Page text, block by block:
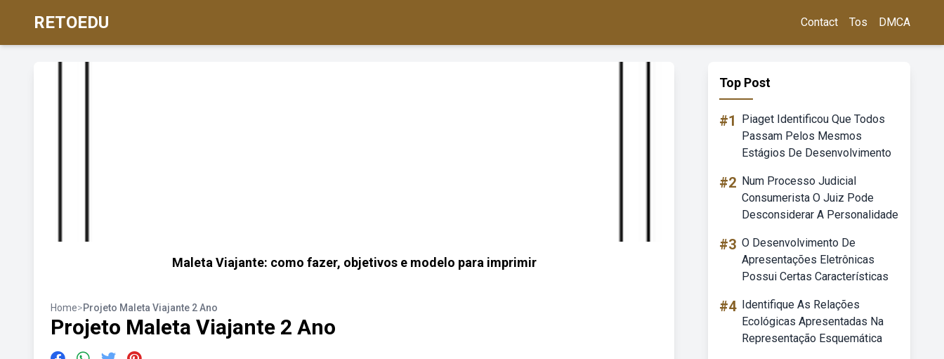
RETOEDU Contact Tos DMCA
Maleta Viajante: como fazer, objetivos e modelo para imprimir
Home>Projeto Maleta Viajante 2 Ano
Projeto Maleta Viajante 2 Ano
Top Post
#1
Piaget Identificou Que Todos
Passam Pelos Mesmos
Estágios De Desenvolvimento
#2 Num Processo Judicial
Consumerista O Juiz Pode
Desconsiderar A Personalidade
#3 O Desenvolvimento De
Apresentações Eletrônicas
Possui Certas Características
#4 Identifique As Relações
Ecológicas Apresentadas Na
Representação Esquemática